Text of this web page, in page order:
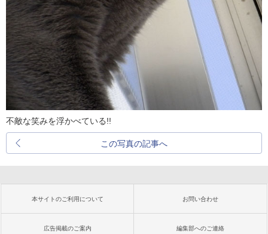
不敵な笑みを浮かべている!!
この写真の記事へ
本サイトのご利用について お問い合わせ
広告掲載のご案内 編集部へのご連絡